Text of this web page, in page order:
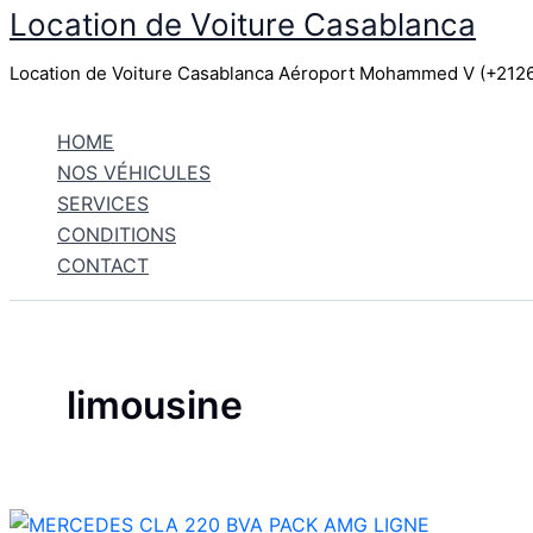
Aller
contenu
Location de Voiture Casablanca
Location de Voiture Casablanca Aéroport Mohammed V
HOME
NOS VÉHICULES
SERVICES
CONDITIONS
CONTACT
limousine